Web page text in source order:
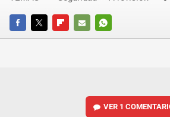
FACEBOOKTWITTERFLIPBOARD
E-
WHATSAPP
VER 1